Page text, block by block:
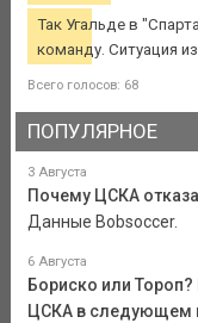
Так Угальде в
команду. Ситуация
Всего голосов: 68
ПОПУЛЯРНОЕ
3 Августа
Почему ЦСКА
Данные Bobsoccer.
6 Августа
Бориско или
ЦСКА в следующем